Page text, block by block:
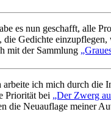
es nun geschafft, alle
die Gedichte
mit der Sammlung
arbeite ich mich durch die
Priorität bei „Der Zwerg
die Neuauflage meiner